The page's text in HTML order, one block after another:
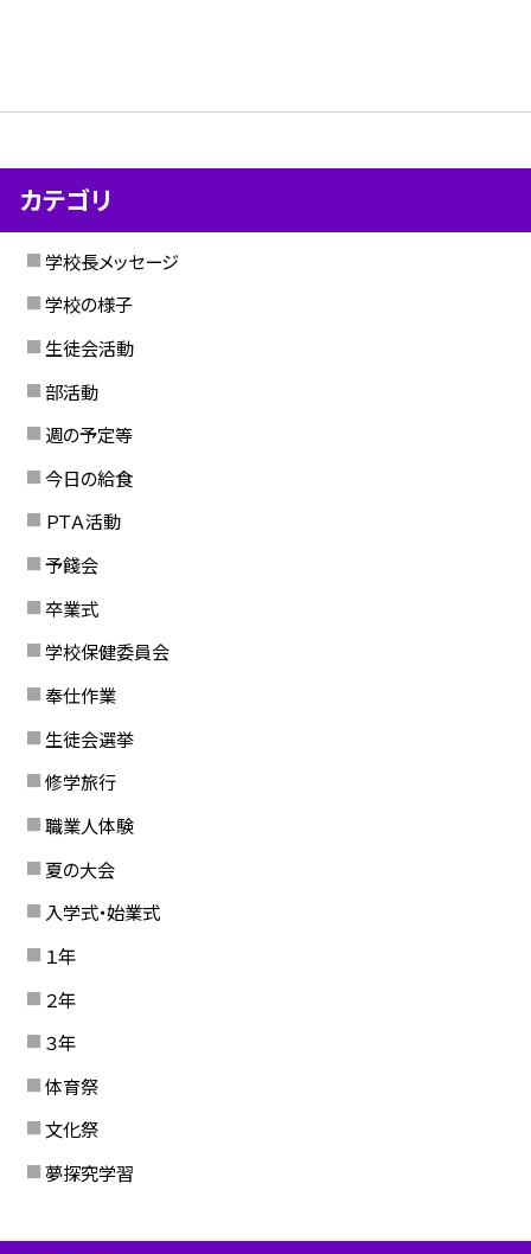
カテゴリ
学校長メッセージ
学校の様子
生徒会活動
部活動
週の予定等
今日の給食
ＰＴＡ活動
予餞会
卒業式
学校保健委員会
奉仕作業
生徒会選挙
修学旅行
職業人体験
夏の大会
入学式・始業式
１年
２年
３年
体育祭
文化祭
夢探究学習